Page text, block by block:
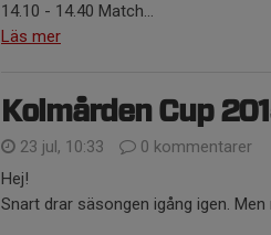
14.10 - 14.40 Match...
Läs mer
Kolmården Cup
23 jul, 10:33
0 kommentarer
Hej!
Snart drar säsongen igång igen.